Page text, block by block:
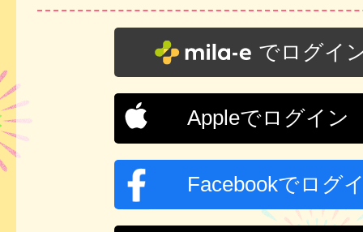
でログイ
Appleでログイン
Facebookでログ